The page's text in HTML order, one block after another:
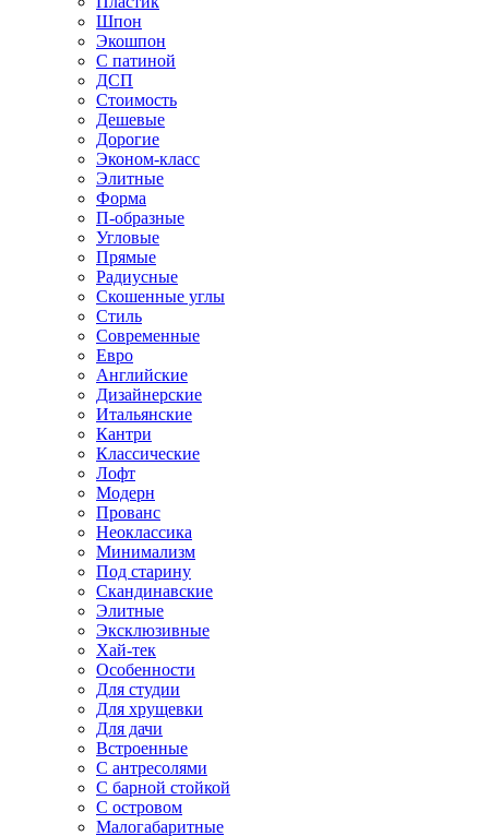
Шпон
Экошпон
С патиной
ДСП
Стоимость
Дешевые
Дорогие
Эконом-класс
Элитные
Форма
П-образные
Угловые
Прямые
Радиусные
Скошенные углы
Стиль
Современные
Евро
Английские
Дизайнерские
Итальянские
Кантри
Классические
Лофт
Модерн
Прованс
Неоклассика
Минимализм
Под старину
Скандинавские
Элитные
Эксклюзивные
Хай-тек
Особенности
Для студии
Для хрущевки
Для дачи
Встроенные
С антресолями
С барной стойкой
С островом
Малогабаритные